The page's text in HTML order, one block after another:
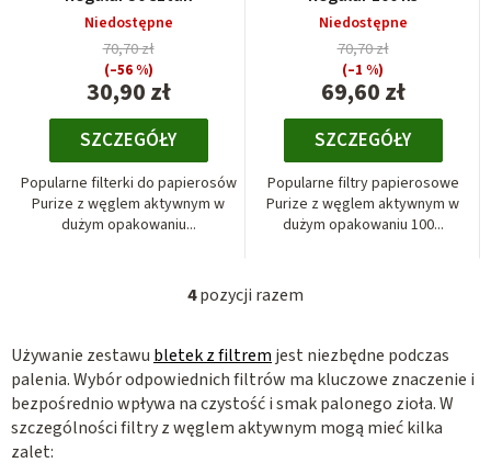
Niedostępne
30,90 zł
70,70 zł
(–56 %)
SZCZEGÓŁY
Popularne filterki do papierosów
Purize z węglem aktywnym w
dużym opakowaniu...
Niedostępne
69,60 zł
70,70 zł
(–1 %)
SZCZEGÓŁY
Popularne filtry papierosowe
Purize z węglem aktywnym w
dużym opakowaniu 100...
K
n
t
r
o
4pozycji razem
Używanie zestawu bletek z filtrem jest niezbędne podczas
palenia. Wybór odpowiednich filtrów ma kluczowe znaczenie i
bezpośrednio wpływa na czystość i smak palonego zioła. W
szczególności filtry z węglem aktywnym mogą mieć kilka
zalet: